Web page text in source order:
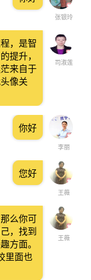
张银玲
司淑莲
，是智
提升，
来自于
像关
李丽
你好
王薇
您好
王薇
么你可
，找到
方面。
里面也